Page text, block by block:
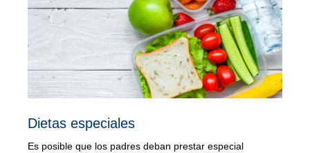
Dietas especiales
Es posible que los padres deban prestar especial